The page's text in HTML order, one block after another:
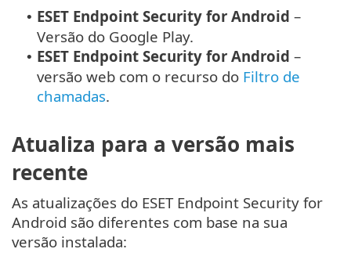
• ESET Endpoint Security for Android –
Versão do Google Play.
• ESET Endpoint Security for Android –
versão web com o recurso do Filtro de
chamadas.
Atualiza para a versão mais
recente
As atualizações do ESET Endpoint Security for
Android são diferentes com base na sua
versão instalada: